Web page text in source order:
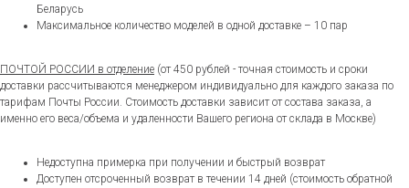
Беларусь
Максимальное количество моделей в одной доставке – 10 пар
ПОЧТОЙ РОССИИ в отделение (от 450 рублей - точная стоимость и сроки
доставки рассчитываются менеджером индивидуально для каждого заказа по
тарифам Почты России. Стоимость доставки зависит от состава заказа, а
именно его веса/объема и удаленности Вашего региона от склада в Москве)
Недоступна примерка при получении и быстрый возврат
Доступен отсроченный возврат в течении 14 дней (стоимость обратной